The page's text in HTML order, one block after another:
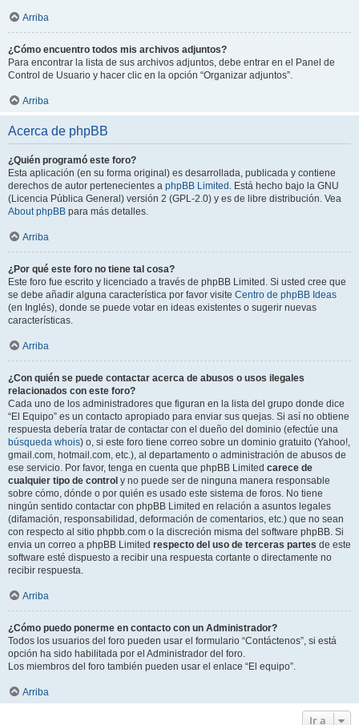
Arriba
¿Cómo encuentro todos mis archivos adjuntos?
Para encontrar la lista de sus archivos adjuntos, debe entrar en el Panel de
Control de Usuario y hacer clic en la opción “Organizar adjuntos”.
Arriba
Acerca de phpBB
¿Quién programó este foro?
Esta aplicación (en su forma original) es desarrollada, publicada y contiene
derechos de autor pertenecientes a phpBB Limited . Está hecho bajo la GNU
(Licencia Pública General) versión 2 (GPL-2.0) y es de libre distribución. Vea
About phpBB para más detalles.
Arriba
¿Por qué este foro no tiene tal cosa?
Este foro fue escrito y licenciado a través de phpBB Limited. Si usted cree que
se debe añadir alguna característica por favor visite Centro de phpBB Ideas
(en Inglés), donde se puede votar en ideas existentes o sugerir nuevas
características.
Arriba
¿Con quién se puede contactar acerca de abusos o usos ilegales
relacionados con este foro?
Cada uno de los administradores que figuran en la lista del grupo donde dice
“El Equipo” es un contacto apropiado para enviar sus quejas. Si así no obtiene
respuesta debería tratar de contactar con el dueño del dominio (efectúe una
búsqueda whois) o, si este foro tiene correo sobre un dominio gratuito (Yahoo!,
gmail.com, hotmail.com, etc.), al departamento o administración de abusos de
ese servicio. Por favor, tenga en cuenta que phpBB Limited carece de
cualquier tipo de control y no puede ser de ninguna manera responsable
sobre cómo, dónde o por quién es usado este sistema de foros. No tiene
ningún sentido contactar con phpBB Limited en relación a asuntos legales
(difamación, responsabilidad, deformación de comentarios, etc.) que no sean
con respecto al sitio phpbb.com o la discreción misma del software phpBB. Si
envia un correo a phpBB Limited respecto del uso de terceras partes de este
software esté dispuesto a recibir una respuesta cortante o directamente no
recibir respuesta.
Arriba
¿Cómo puedo ponerme en contacto con un Administrador?
Todos los usuarios del foro pueden usar el formulario “Contáctenos”, si está
opción ha sido habilitada por el Administrador del foro.
Los miembros del foro también pueden usar el enlace “El equipo”.
Arriba
Ir a